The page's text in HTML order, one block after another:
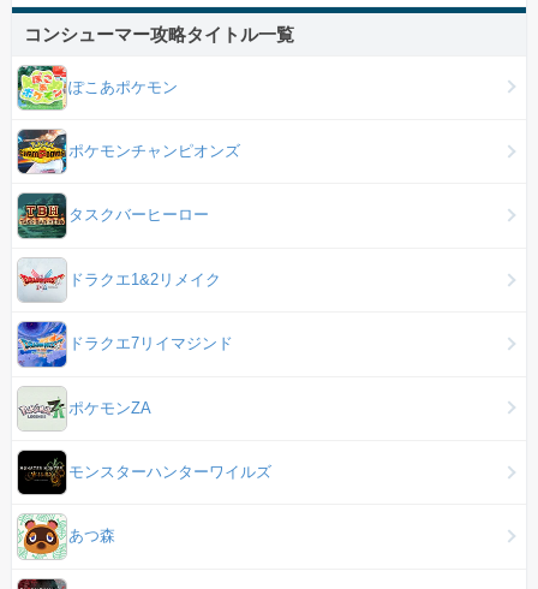
コンシューマー攻略タイトル一覧
ぽこあポケモン
ポケモンチャンピオンズ
タスクバーヒーロー
ドラクエ1&2リメイク
ドラクエ7リイマジンド
ポケモンZA
モンスターハンターワイルズ
あつ森